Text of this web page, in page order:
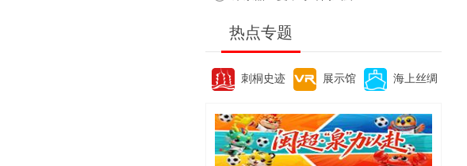
热点专题
刺桐史迹 展示馆 海上丝绸